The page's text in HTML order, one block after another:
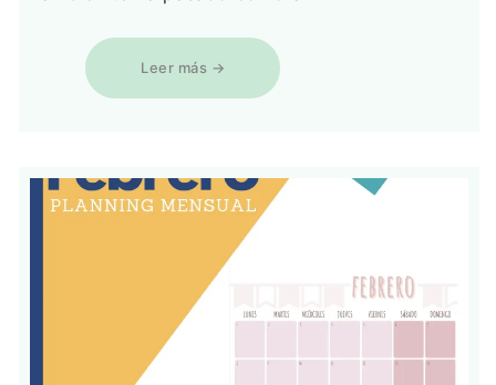
Leer más →